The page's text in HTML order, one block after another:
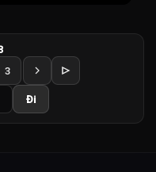
3
Đi